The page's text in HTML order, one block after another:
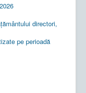
directori,
pe perioadă